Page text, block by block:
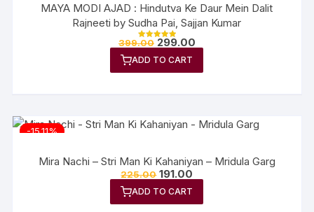
MAYA MODI AJAD : Hindutva Ke Daur Mein Dalit
Rajneeti by Sudha Pai, Sajjan Kumar
Rated
out of 5
399.00 299.00
ADD TO CART
-15.11%
Mira Nachi – Stri Man Ki Kahaniyan – Mridula Garg
225.00 191.00
ADD TO CART